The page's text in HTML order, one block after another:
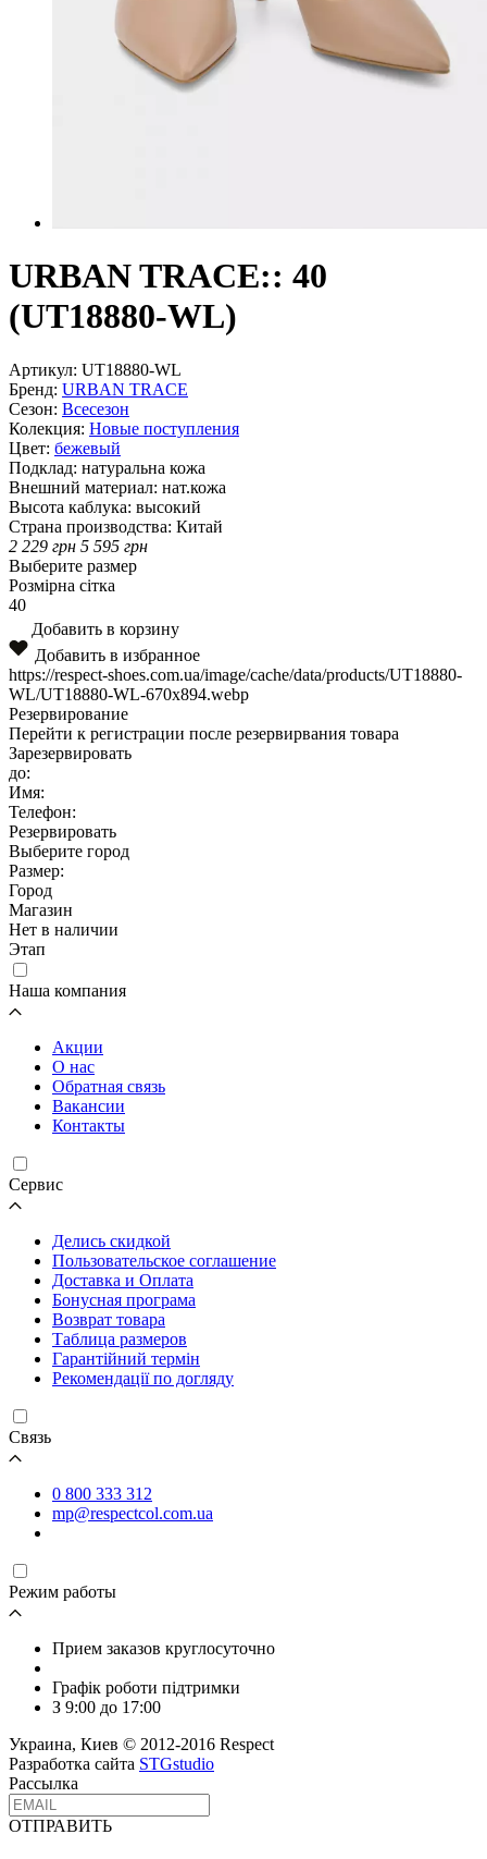
URBAN TRACE:: 40
(UT18880-WL)
Артикул: UT18880-WL
Бренд: URBAN TRACE
Сезон: Всесезон
Колекция: Новые поступления
Цвет: бежевый
Подклад: натуральна кожа
Внешний материал: нат.кожа
Высота каблука: высокий
Страна производства: Китай
2 229 грн 5 595 грн
Выберите размер
Розмірна сітка
40
Добавить в корзину
Добавить в избранное
https://respect-shoes.com.ua/image/cache/data/products/UT18880-
WL/UT18880-WL-670x894.webp
Резервирование
Перейти к регистрации после резервирвания товара
Зарезервировать
до:
Имя:
Телефон:
Резервировать
Выберите город
Размер:
Город
Магазин
Нет в наличии
Этап
Наша компания
Акции
О нас
Обратная связь
Вакансии
Контакты
Cервис
Делись скидкой
Пользовательское соглашение
Доставка и Оплата
Бонусная програма
Возврат товара
Таблица размеров
Гарантійний термін
Рекомендації по догляду
Связь
0 800 333 312
mp@respectcol.com.ua
Режим работы
Прием заказов круглосуточно
Графік роботи підтримки
З 9:00 до 17:00
Украина, Киев © 2012-2016 Respect
Разработка сайта STGstudio
Рассылка
ОТПРАВИТЬ